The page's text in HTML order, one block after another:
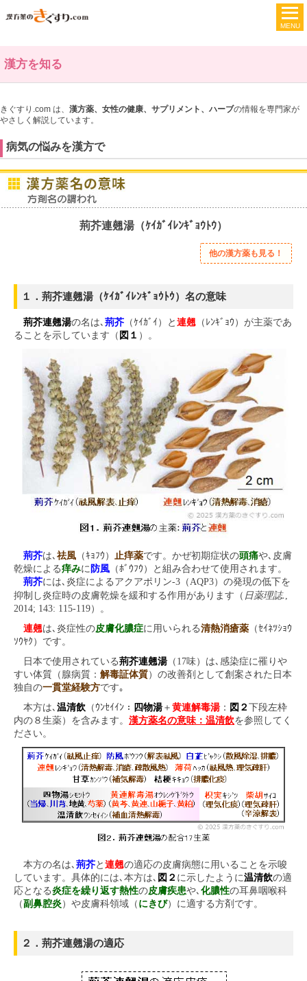
漢方を知る
きぐすり.com は、 漢方薬、女性の健康、サプリメント、ハーブの情報を専門家が
やさしく解説しています。
病気の悩みを漢方で
荊芥連翹湯（ｹｲｶﾞｲﾚﾝｷﾞｮｳﾄｳ）
他の漢方薬も見る！
１．荊芥連翹湯（ｹｲｶﾞｲﾚﾝｷﾞｮｳﾄｳ）名の意味
荊芥連翹湯の名は､ 荊芥 （ｹｲｶﾞｲ）と 連翹 （ﾚﾝｷﾞｮｳ）が主薬であ
ることを示しています（ 図１ ）。
荊芥は､ 祛風 （ｷｮﾌｳ） 止痒薬です。かぜ初期症状の頭痛や､皮膚
乾燥による痒みに 防風 （ﾎﾞｳﾌｳ）と組み合わせて使用されます。
荊芥には､炎症によるアクアポリン-3（AQP3）の発現の低下を
抑制し炎症時の皮膚乾燥を緩和する作用があります（ 日薬理誌.
2014; 143: 115-119）。
連翹は､炎症性の皮膚化膿症に用いられる清熱消瘡薬 （ｾｲﾈﾂｼｮｳ
ｿｳﾔｸ）です。
日本で使用されている荊芥連翹湯（17味）は､感染症に罹りや
すい体質（腺病質： 解毒証体質）の改善剤として創案された日本
独自の一貫堂経験方です｡
本方は､ 温清飲 （ｳﾝｾｲｲﾝ： 四物湯＋ 黄連解毒湯： 図２ 下段左枠
内の８生薬）を含みます。 漢方薬名の意味：温清飲を参照してく
ださい。
本方の名は､ 荊芥と 連翹の適応の皮膚病態に用いることを示唆
しています。具体的には､本方は､ 図２ に示したように温清飲の適
応となる炎症を繰り返す熱性の皮膚疾患や､ 化膿性の耳鼻咽喉科
（副鼻腔炎）や皮膚科領域（ にきび）に適する方剤です。
２．荊芥連翹湯の適応